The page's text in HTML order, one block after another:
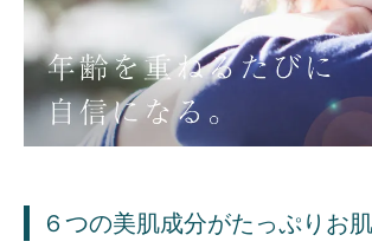
６つの美肌成分がたっぷりお